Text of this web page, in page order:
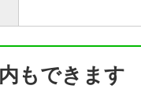
もできます